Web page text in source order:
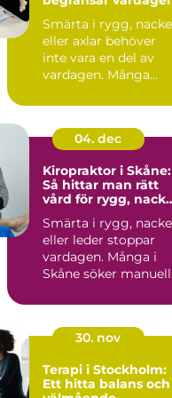
Smärta i rygg, nacke
eller axlar behöver
inte vara en del av
vardagen. Många
och...
04. dec
Kiropraktor i Skåne:
Så hittar man rätt
vård för rygg,
Smärta i rygg, nacke
eller leder stoppar
vardagen. Många i
Skåne söker
30. nov
Terapi i Stockholm:
Ett hitta balans och